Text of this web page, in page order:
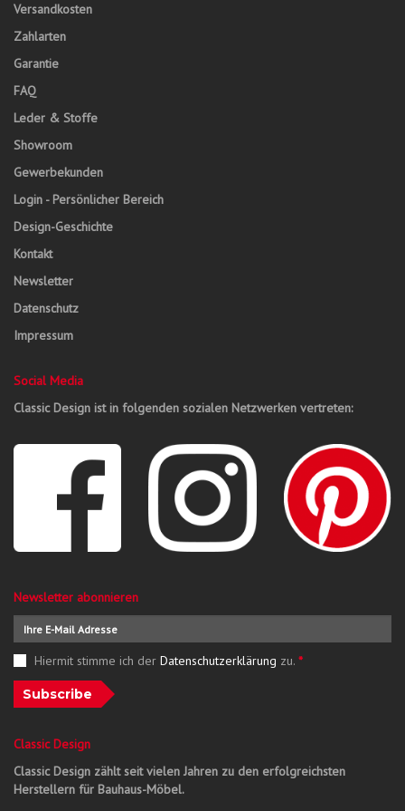
Versandkosten
Zahlarten
Garantie
FAQ
Leder & Stoffe
Showroom
Gewerbekunden
Login - Persönlicher Bereich
Design-Geschichte
Kontakt
Newsletter
Datenschutz
Impressum
Social Media
Classic Design ist in folgenden sozialen Netzwerken vertreten:
Newsletter abonnieren
Hiermit stimme ich der Datenschutzerklärung zu. *
Subscribe
Classic Design
Classic Design zählt seit vielen Jahren zu den erfolgreichsten
Herstellern für Bauhaus-Möbel.